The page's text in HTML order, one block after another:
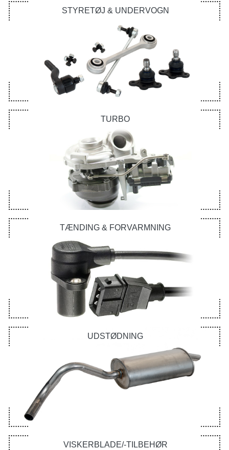
STYRETØJ & UNDERVOGN
TURBO
TÆNDING & FORVARMNING
UDSTØDNING
VISKERBLADE/-TILBEHØR